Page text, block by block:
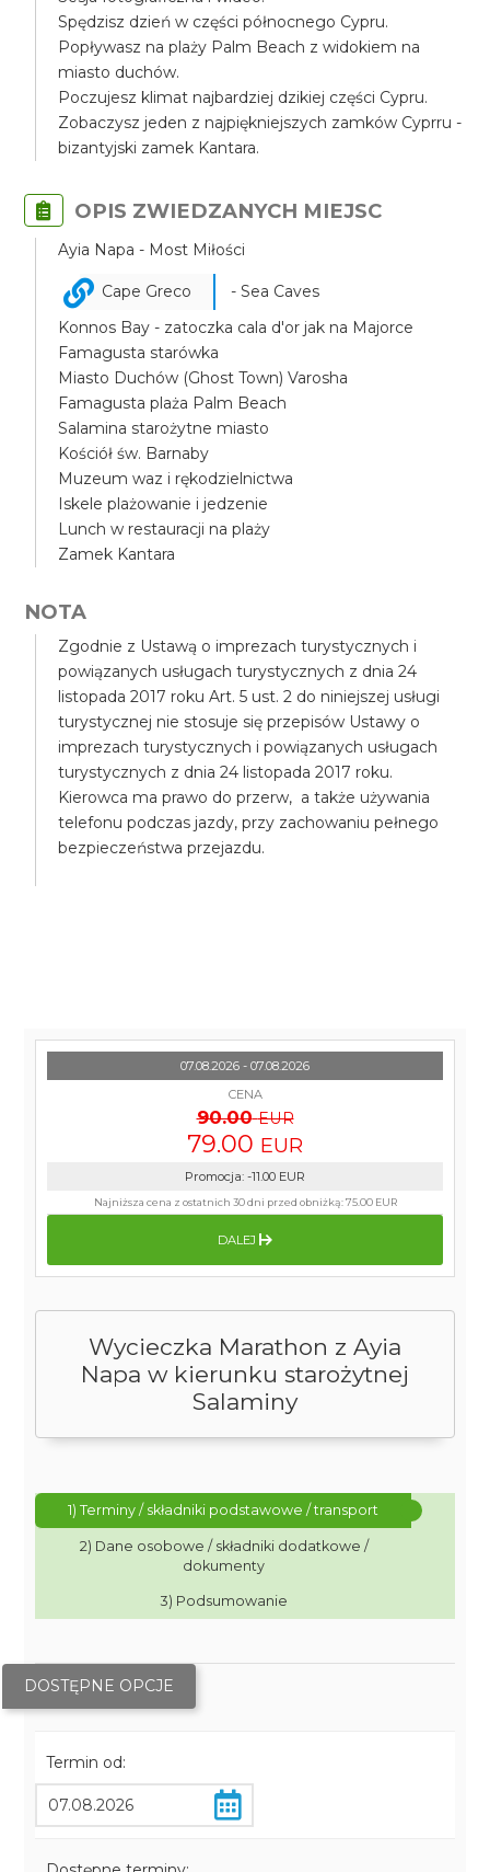
Spędzisz dzień w części północnego Cypru.
Popływasz na plaży Palm Beach z widokiem na
miasto duchów.
Poczujesz klimat najbardziej dzikiej części Cypru.
Zobaczysz jeden z najpiękniejszych zamków Cyprru -
bizantyjski zamek Kantara.
OPIS ZWIEDZANYCH MIEJSC
Ayia Napa - Most Miłości
Cape Greco
- Sea Caves
Konnos Bay - zatoczka cala d'or jak na Majorce
Famagusta starówka
Miasto Duchów (Ghost Town) Varosha
Famagusta plaża Palm Beach
Salamina starożytne miasto
Kościół św. Barnaby
Muzeum waz i rękodzielnictwa
Iskele plażowanie i jedzenie
Lunch w restauracji na plaży
Zamek Kantara
NOTA
Zgodnie z Ustawą o imprezach turystycznych i
powiązanych usługach turystycznych z dnia 24
listopada 2017 roku Art. 5 ust. 2 do niniejszej usługi
turystycznej nie stosuje się przepisów Ustawy o
imprezach turystycznych i powiązanych usługach
turystycznych z dnia 24 listopada 2017 roku.
Kierowca ma prawo do przerw, a także używania
telefonu podczas jazdy, przy zachowaniu pełnego
bezpieczeństwa przejazdu.
Wycieczka Marathon z Ayia
Napa w kierunku starożytnej
Salaminy
1) Terminy / składniki podstawowe / transport
2) Dane osobowe / składniki dodatkowe /
dokumenty
3) Podsumowanie
DOSTĘPNE OPCJE
Termin od:
07.08.2026 - 07.08.2026
CENA
90.00 EUR
79.00 EUR
Promocja: -11.00 EUR
Najniższa cena z ostatnich 30 dni przed obniżką:75.00 EUR
DALEJ